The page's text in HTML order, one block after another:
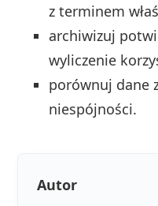
z terminem
archiwizuj
wyliczenie
porównuj dane
niespójności.
Autor